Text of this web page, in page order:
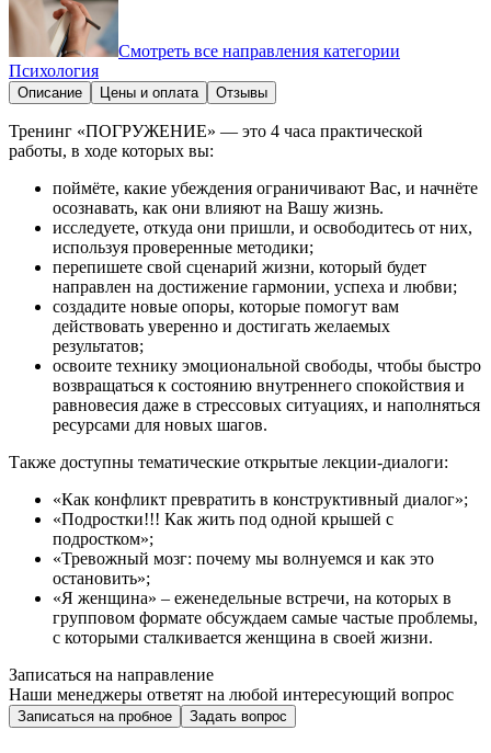
Смотреть все направления категории
Психология
Описание Цены и оплата Отзывы
Тренинг «ПОГРУЖЕНИЕ» — это 4 часа практической
работы, в ходе которых вы:
поймёте, какие убеждения ограничивают Вас, и начнёте
осознавать, как они влияют на Вашу жизнь.
исследуете, откуда они пришли, и освободитесь от них,
используя проверенные методики;
перепишете свой сценарий жизни, который будет
направлен на достижение гармонии, успеха и любви;
создадите новые опоры, которые помогут вам
действовать уверенно и достигать желаемых
результатов;
освоите технику эмоциональной свободы, чтобы быстро
возвращаться к состоянию внутреннего спокойствия и
равновесия даже в стрессовых ситуациях, и наполняться
ресурсами для новых шагов.
Также доступны тематические открытые лекции-диалоги:
«Как конфликт превратить в конструктивный диалог»;
«Подростки!!! Как жить под одной крышей с
подростком»;
«Тревожный мозг: почему мы волнуемся и как это
остановить»;
«Я женщина» – еженедельные встречи, на которых в
групповом формате обсуждаем самые частые проблемы,
с которыми сталкивается женщина в своей жизни.
Записаться на направление
Наши менеджеры ответят на любой интересующий вопрос
Записаться на пробное Задать вопрос